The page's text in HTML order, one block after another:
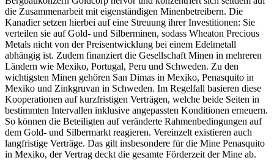
die Zusammenarbeit mit eigenständigen Minenbetreibern. Die
Kanadier setzen hierbei auf eine Streuung ihrer Investitionen: Sie
verteilen sie auf Gold- und Silberminen, sodass Wheaton Precious
Metals nicht von der Preisentwicklung bei einem Edelmetall
abhängig ist. Zudem finanziert die Gesellschaft Minen in mehreren
Ländern wie Mexiko, Portugal, Peru und Schweden. Zu den
wichtigsten Minen gehören San Dimas in Mexiko, Penasquito in
Mexiko und Zinkgruvan in Schweden. Im Regelfall basieren diese
Kooperationen auf kurzfristigen Verträgen, welche beide Seiten in
bestimmten Intervallen inklusive angepassten Konditionen erneuern.
So können die Beteiligten auf veränderte Rahmenbedingungen auf
dem Gold- und Silbermarkt reagieren. Vereinzelt existieren auch
langfristige Verträge. Das gilt insbesondere für die Mine Penasquito
in Mexiko, der Vertrag deckt die gesamte Förderzeit der Mine ab.